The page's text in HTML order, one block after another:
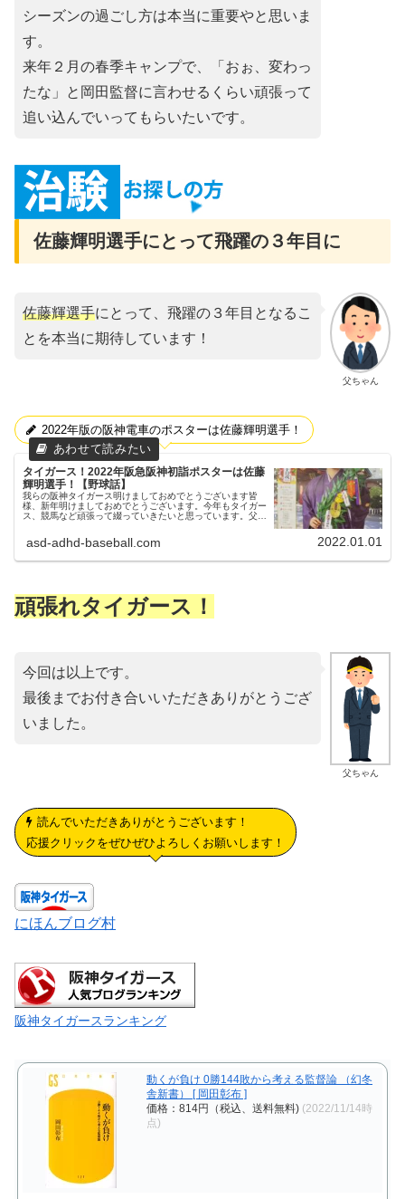
シーズンの過ごし方は本当に重要やと思いま
す。
来年２月の春季キャンプで、「おぉ、変わっ
たな」と岡田監督に言わせるくらい頑張って
追い込んでいってもらいたいです。
佐藤輝明選手にとって飛躍の３年目に
父ちゃん
佐藤輝選手にとって、飛躍の３年目となるこ
とを本当に期待しています！
2022年版の阪神電車のポスターは佐藤輝明選手！
タイガース！2022年阪急阪神初詣ポスターは佐藤
輝明選手！【野球話】
我らの阪神タイガース明けましておめでとうございます皆
様、新年明けましておめでとうございます。今年もタイガー
ス、競馬など頑張って綴っていきたいと思っています。父ち
asd-adhd-baseball.com 2022.01.01
頑張れタイガース！
父ちゃん
今回は以上です。
最後までお付き合いいただきありがとうござ
いました。
読んでいただきありがとうございます！
応援クリックをぜひぜひよろしくお願いします！
にほんブログ村
阪神タイガースランキング
動くが負け 0勝144敗から考える監督論 （幻冬
舎新書） [ 岡田彰布 ]
価格：814円（税込、送料無料) (2022/11/14時
点)